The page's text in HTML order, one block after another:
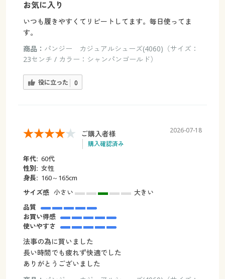
お気に入り
いつも履きやすくてリピートしてます。毎日使ってま
す。
商品： パンジー カジュアルシューズ(4060)（サイズ：
23センチ / カラー：シャンパンゴールド）
役に立った 0
ご購入者様
購入確認済み
2026-07-18
年代: 60代
性別: 女性
身長: 160～165cm
サイズ感 小さい
大きい
品質
お買い得感
使いやすさ
法事の為に買いました
長い時間でも疲れず快適でした
ありがとうございました